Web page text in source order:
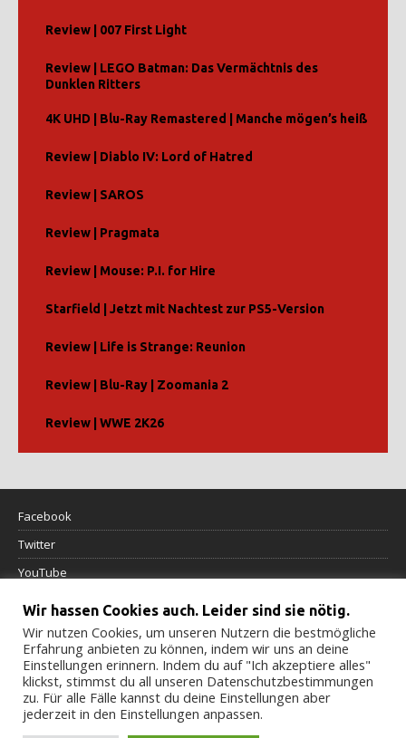
Review | 007 First Light
Review | LEGO Batman: Das Vermächtnis des
Dunklen Ritters
4K UHD | Blu-Ray Remastered | Manche mögen’s heiß
Review | Diablo IV: Lord of Hatred
Review | SAROS
Review | Pragmata
Review | Mouse: P.I. for Hire
Starfield | Jetzt mit Nachtest zur PS5-Version
Review | Life is Strange: Reunion
Review | Blu-Ray | Zoomania 2
Review | WWE 2K26
Facebook
Twitter
YouTube
Datenschutzerklärung
Impressum
Cookierichtlinie
Wir hassen Cookies auch. Leider sind sie nötig.
Wir nutzen Cookies, um unseren Nutzern die bestmögliche
Erfahrung anbieten zu können, indem wir uns an deine
Einstellungen erinnern. Indem du auf "Ich akzeptiere alles"
klickst, stimmst du all unseren Datenschutzbestimmungen
zu. Für alle Fälle kannst du deine Einstellungen aber
jederzeit in den Einstellungen anpassen.